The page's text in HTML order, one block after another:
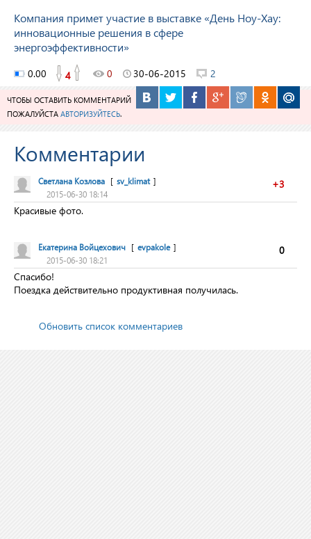
Компания примет участие в выставке «День Ноу-Хау:
инновационные решения в сфере
энергоэффективности»
0.00 4 0 30-06-2015 2
ЧТОБЫ ОСТАВИТЬ КОММЕНТАРИЙ
ПОЖАЛУЙСТА АВТОРИЗУЙТЕСЬ.
Комментарии
+3
Светлана Козлова [ sv_klimat ]
2015-06-30 18:14
Красивые фото.
0
Екатерина Войцехович [ evpakole ]
2015-06-30 18:21
Спасибо!
Поездка действительно продуктивная получилась.
Обновить список комментариев